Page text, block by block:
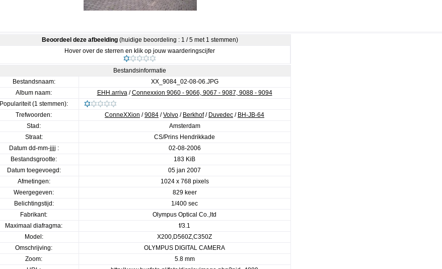
Beoordeel deze afbeelding(huidige beoordeling : 1 / 5 met 1 stemmen)
Hover over de sterren en klik op jouw waarderingscijfer
Bestandsinformatie
Bestandsnaam:
XX_9084_02-08-06.JPG
Album naam:
EHH.arriva/Connexxion 9060 - 9066, 9067 - 9087, 9088 - 9094
Populariteit (1 stemmen):
Trefwoorden:
ConneXXion /9084 /Volvo / Berkhof/ Duvedec / BH-JB-64
Stad:
Amsterdam
Straat:
CS/Prins Hendrikkade
Datum dd-mm-jjjj :
02-08-2006
Bestandsgrootte:
183 KiB
Datum toegevoegd:
05 jan 2007
Afmetingen:
1024 x 768 pixels
Weergegeven:
829 keer
Belichtingstijd:
1/400 sec
Fabrikant:
Olympus Optical Co.,ltd
Maximaal diafragma:
f/3.1
Model:
X200,D560Z,C350Z
Omschrijving:
OLYMPUS DIGITAL CAMERA
Zoom:
5.8 mm